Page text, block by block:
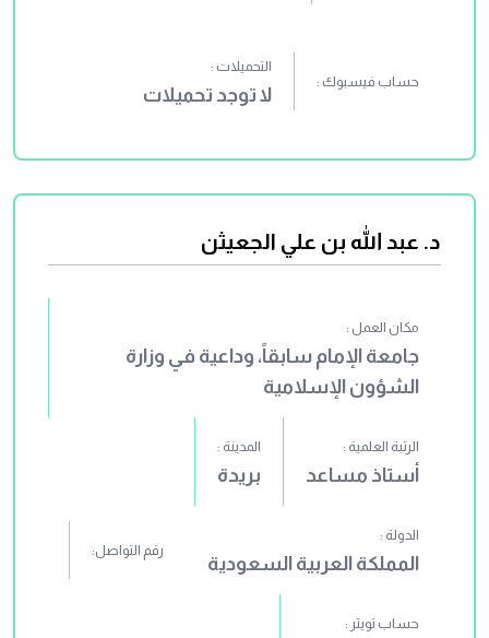
حساب فيسبوك :
التحميلات :
لا توجد تحميلات
د. عبد الله بن علي الجعيثن
مكان العمل :
جامعة الإمام سابقاً، وداعية في وزارة
الشؤون الإسلامية
الرتبة العلمية :
أستاذ مساعد
المدينة :
بريدة
الدولة :
المملكة العربية السعودية
رقم التواصل:
حساب تويتر :